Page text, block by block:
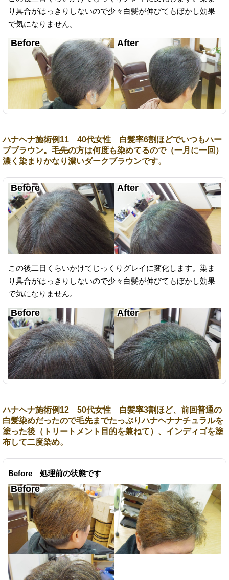
り具合がはっきりしないので少々白髪が伸びてもぼかし効果
で気になりません。
ハナヘナ施術例11 40代女性 白髪率6割ほどでいつもハー
ブブラウン。毛先の方は何度も染めてるので（一月に一回）
濃く染まりかなり濃いダークブラウンです。
この後二日くらいかけてじっくりグレイに変化します。染ま
り具合がはっきりしないので少々白髪が伸びてもぼかし効果
で気になりません。
ハナヘナ施術例12 50代女性 白髪率3割ほど、前回普通の
白髪染めだったので毛先までたっぷりハナヘナナチュラルを
塗った後（トリートメント目的を兼ねて）、インディゴを塗
布して二度染め。
Before 処理前の状態です